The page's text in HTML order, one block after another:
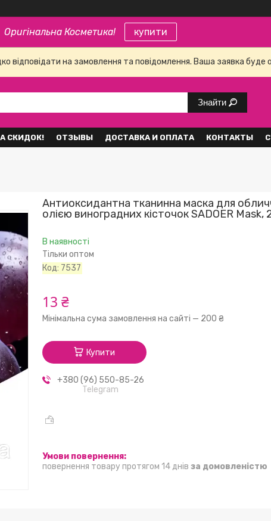
Оригінальна Косметика! купити
відповідати на замовлення та повідомлення. Ваша заявка
Знайти
СКИДОК! ОТЗЫВЫ ДОСТАВКА И ОПЛАТА КОНТАКТЫ
Антиоксидантна тканинна маска для
олією виноградних кісточок SADOER Mask,
В наявності
Тільки оптом
Код: 7537
13 ₴
Мінімальна сума замовлення на сайті — 200 ₴
Купити
+380 (96) 550-85-26
Telegram
повернення товару протягом 14 днів за домовленістю